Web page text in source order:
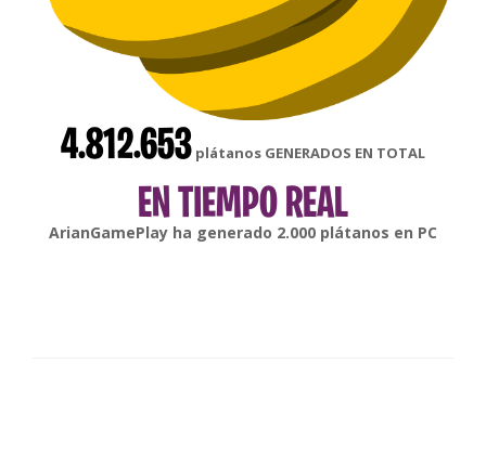
4.812.653 plátanos GENERADOS EN TOTAL
EN TIEMPO REAL
gonsabellaha generado6.000plátanos enAndroid